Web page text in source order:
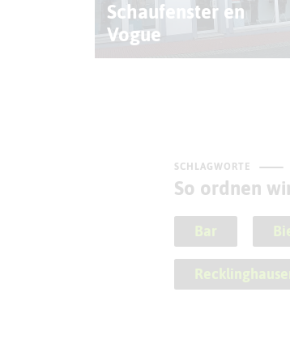
Schaufenster en
Vogue
SCHLAGWORTE
So ordnen
Bar